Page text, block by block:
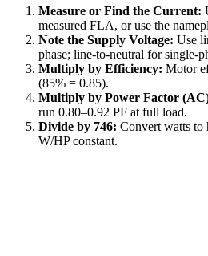
Measure or Find the Current:
measured FLA, or use the
Note the Supply Voltage: Use
phase; line-to-neutral for single-
Multiply by Efficiency: Motor
(85% = 0.85).
Multiply by Power Factor
run 0.80–0.92 PF at full load.
Divide by 746: Convert watts to
W/HP constant.